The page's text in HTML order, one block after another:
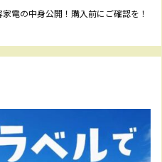
電の中身公開！購入前にご確認を！